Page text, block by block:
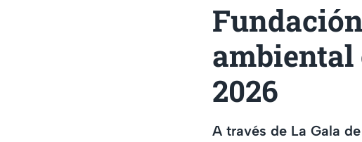
ambiental
2026
A través de La Gala